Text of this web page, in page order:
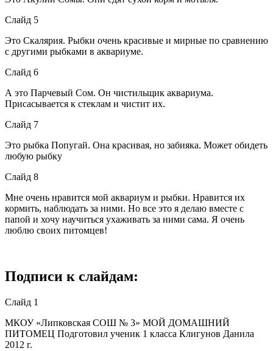
Слайд 5
Это Скалярия. Рыбки очень красивые и мирные по сравнению
с другими рыбками в аквариуме.
Слайд 6
А это Парчевый Сом. Он чистильщик аквариума.
Присасывается к стеклам и чистит их.
Слайд 7
Это рыбка Попугай. Она красивая, но забияка. Может обидеть
любую рыбку
Слайд 8
Мне очень нравится мой аквариум и рыбки. Нравится их
кормить, наблюдать за ними. Но все это я делаю вместе с
папой и хочу научиться ухаживать за ними сама. Я очень
люблю своих питомцев!
Подписи к слайдам:
Слайд 1
МКОУ «Липковская СОШ № 3» МОЙ ДОМАШНИЙ
ПИТОМЕЦ Подготовил ученик 1 класса Клигунов Данила
2012 г.